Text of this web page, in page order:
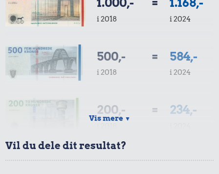
i 2018 i 2024
500,-
i 2018
= 584,-
i 2024
200,- = 234,-
100,- = 117,-
Vis mere ▼
Vil du dele dit resultat?